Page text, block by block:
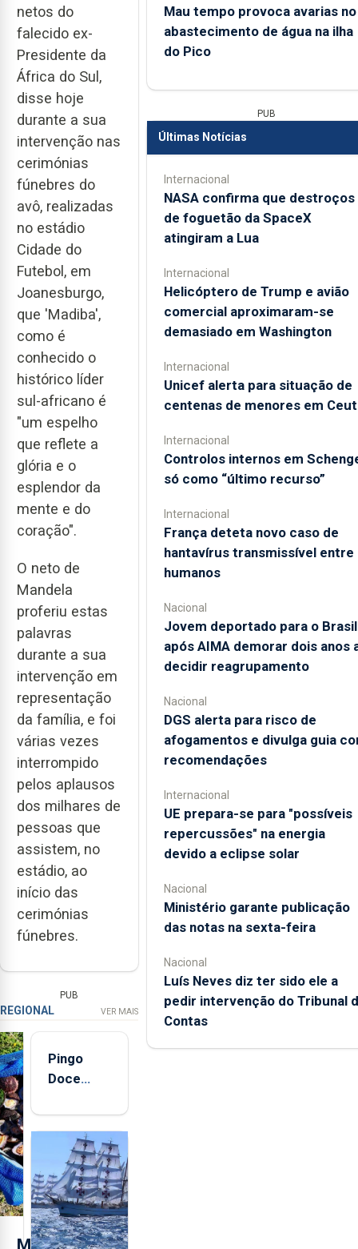
netos do
falecido ex-
Presidente da
África do Sul,
disse hoje
durante a sua
intervenção nas
cerimónias
fúnebres do
avô, realizadas
no estádio
Cidade do
Futebol, em
Joanesburgo,
que 'Madiba',
como é
conhecido o
histórico líder
sul-africano é
"um espelho
que reflete a
glória e o
esplendor da
mente e do
coração".
O neto de
Mandela
proferiu estas
palavras
durante a sua
intervenção em
representação
da família, e foi
várias vezes
interrompido
pelos aplausos
dos milhares de
pessoas que
assistem, no
estádio, ao
início das
cerimónias
fúnebres.
PUB
REGIONAL VER MAIS
Pingo
Doce
quinta-
feira nova
loja em
São
Sebastião
e cria 30
postos de
Mau tempo provoca avarias no
abastecimento de água na ilha
do Pico
PUB
Últimas Notícias
Internacional
NASA confirma que destroços
de foguetão da SpaceX
atingiram a Lua
Internacional
Helicóptero de Trump e avião
comercial aproximaram-se
demasiado em Washington
Internacional
Unicef alerta para situação de
centenas de menores em
Internacional
Controlos internos em
só como “último recurso”
Internacional
França deteta novo caso de
hantavírus transmissível entre
humanos
Nacional
Jovem deportado para o Brasil
após AIMA demorar dois anos
decidir reagrupamento
Nacional
DGS alerta para risco de
afogamentos e divulga guia
recomendações
Internacional
UE prepara-se para "possíveis
repercussões" na energia
devido a eclipse solar
Nacional
Ministério garante publicação
das notas na sexta-feira
Nacional
Luís Neves diz ter sido ele a
pedir intervenção do Tribunal
Contas